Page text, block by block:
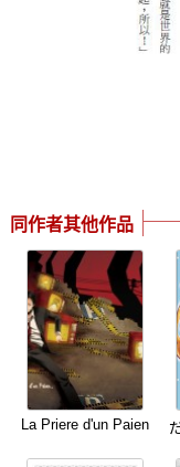
同作者其他作品
La Priere d'un Paien